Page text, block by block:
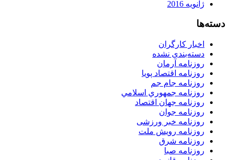
ژانویه 2016
دسته‌ها
اخبار کارگران
دسته‌بندی نشده
روزنامه آرمان
روزنامه اقتصاد پویا
روزنامه جام جم
روزنامه جمهوري اسلامي
روزنامه جهان اقتصاد
روزنامه جوان
روزنامه خبر ورزشى
روزنامه رویش ملت
روزنامه شرق
روزنامه صبا